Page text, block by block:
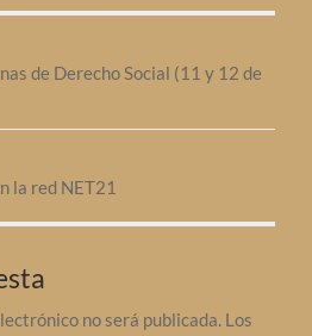
de Derecho Social (11 y 12 de
la red NET21
no será publicada. Los